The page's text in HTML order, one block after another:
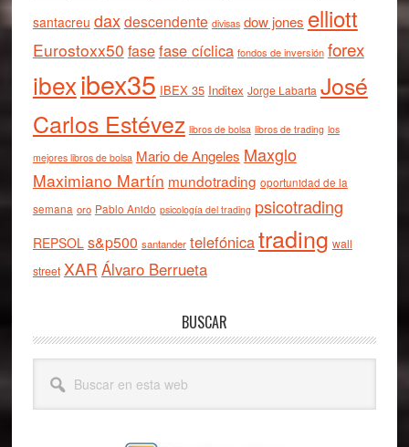
santacreu daxdescendente divisas dow jones elliott
Eurostoxx50 fasefase cíclica fondos de inversión forex
ibexibex35 IBEX 35 Inditex Jorge Labarta José
Carlos Estévez libros de bolsa libros de trading los
mejores libros de bolsa Mario de Angeles Maxglo
Maximiano Martín mundotrading oportunidad de la
semana oro Pablo Anido psicología del trading psicotrading
REPSOL s&p500 santander telefónicatrading wall
street XAR Álvaro Berrueta
BUSCAR
esta